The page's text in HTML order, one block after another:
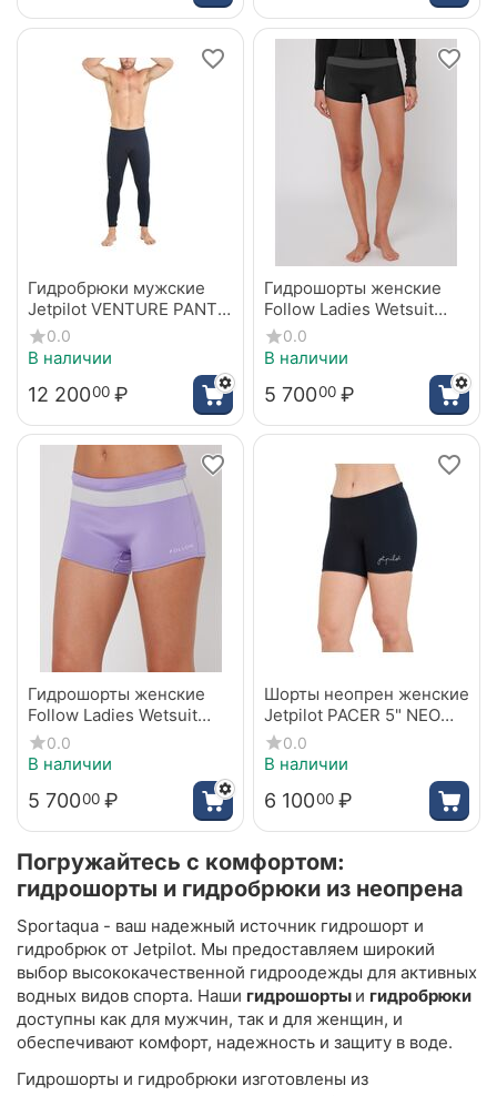
Гидробрюки мужские
Jetpilot VENTURE PANT
Black
0.0
В наличии
12 20000 ₽
Гидрошорты женские
Follow Ladies Wetsuit
Shorts Black
0.0
В наличии
5 70000 ₽
Гидрошорты женские
Follow Ladies Wetsuit
Shorts Purple
0.0
В наличии
5 70000 ₽
Шорты неопрен женские
Jetpilot PACER 5" NEO
SHORT BLACK
0.0
В наличии
6 10000 ₽
Погружайтесь с комфортом:
гидрошорты и гидробрюки из неопрена
Sportaqua - ваш надежный источник гидрошорт и
гидробрюк от Jetpilot. Мы предоставляем широкий
выбор высококачественной гидроодежды для активных
водных видов спорта. Наши гидрошорты и гидробрюки
доступны как для мужчин, так и для женщин, и
обеспечивают комфорт, надежность и защиту в воде.
Гидрошорты и гидробрюки изготовлены из